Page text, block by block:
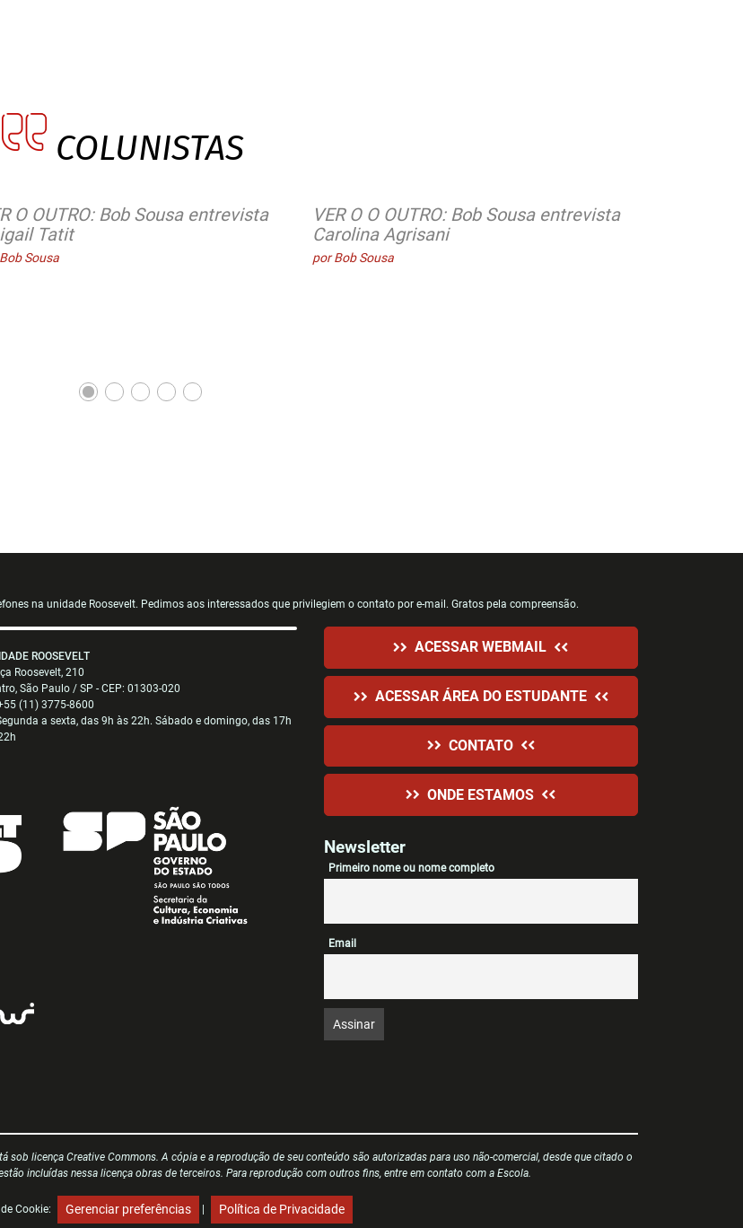
COLUNISTAS
O OUTRO: Bob Sousa entrevista
Tatit
Sousa
VER O O OUTRO: Bob Sousa entrevista
Carolina Agrisani
por Bob Sousa
na unidade Roosevelt. Pedimos aos interessados que privilegiem o contato por e-mail. Gratos pela compreensão.
ROOSEVELT
Roosevelt, 210
São Paulo / SP - CEP: 01303-020
(11) 3775-8600
a sexta, das 9h às 22h. Sábado e domingo, das 17h
ACESSAR WEBMAIL
ACESSAR ÁREA DO ESTUDANTE
CONTATO
ONDE ESTAMOS
Newsletter
Primeiro nome ou nome completo
Email
sob licença Creative Commons. A cópia e a reprodução de seu conteúdo são autorizadas para uso não-comercial, desde que citado o
incluídas nessa licença obras de terceiros. Para reprodução com outros fins, entre em contato com a Escola.
Cookie: Gerenciar preferências | Política de Privacidade